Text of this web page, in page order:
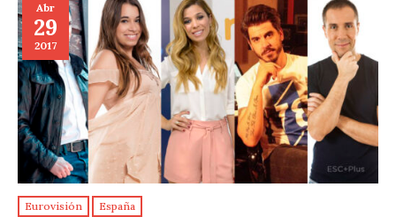
Abr
29
2017
Eurovisión España